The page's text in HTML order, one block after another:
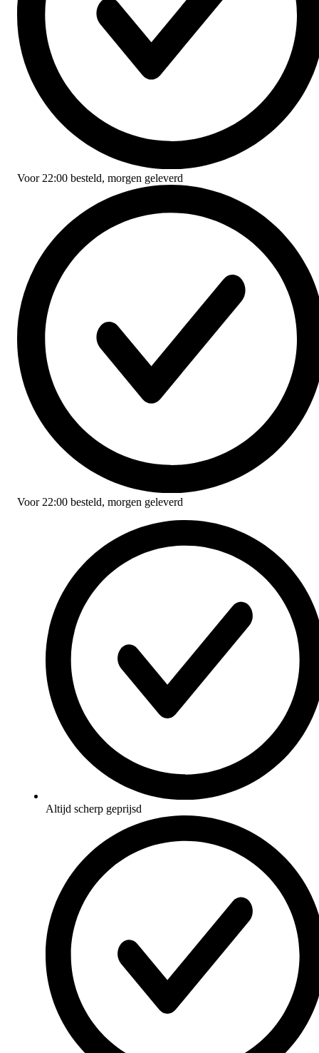
Voor 22:00 besteld, morgen geleverd
Voor 22:00 besteld, morgen geleverd
Altijd scherp geprijsd